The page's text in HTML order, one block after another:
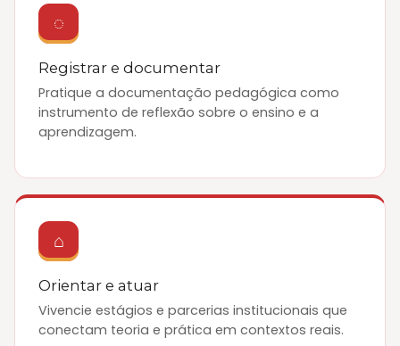
◌
Registrar e documentar
Pratique a documentação pedagógica como
instrumento de reflexão sobre o ensino e a
aprendizagem.
⌂
Orientar e atuar
Vivencie estágios e parcerias institucionais que
conectam teoria e prática em contextos reais.